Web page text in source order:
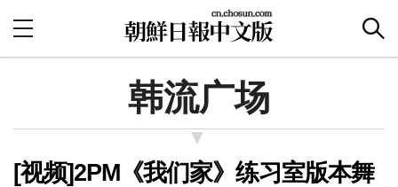
韩流广场
[视频]2PM《我们家》练习室版本舞